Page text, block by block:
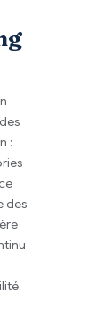
:
des